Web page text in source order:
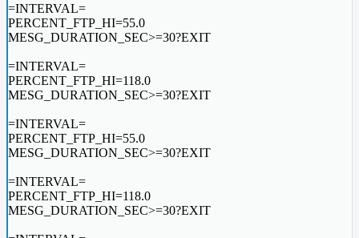
=INTERVAL=
PERCENT_FTP_HI=55.0
MESG_DURATION_SEC>=30?EXIT
=INTERVAL=
PERCENT_FTP_HI=118.0
MESG_DURATION_SEC>=30?EXIT
=INTERVAL=
PERCENT_FTP_HI=55.0
MESG_DURATION_SEC>=30?EXIT
=INTERVAL=
PERCENT_FTP_HI=118.0
MESG_DURATION_SEC>=30?EXIT